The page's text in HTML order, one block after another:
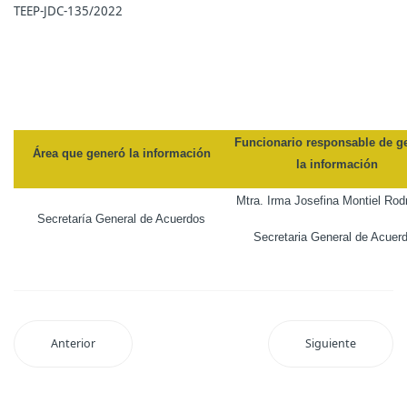
TEEP-JDC-135/2022
Área que generó la información
Funcionario responsable de
la información
Secretaría General de Acuerdos
Mtra. Irma Josefina Montiel
Secretaria General de
Anterior Siguiente